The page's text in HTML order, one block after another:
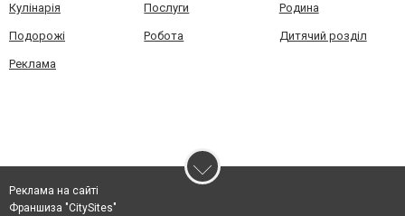
Кулінарія Послуги Родина
Подорожі Робота Дитячий розділ
Реклама
Реклама на сайті
Франшиза "CitySites"